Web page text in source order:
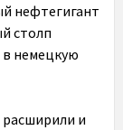
нефтегигант
столп
в немецкую
и